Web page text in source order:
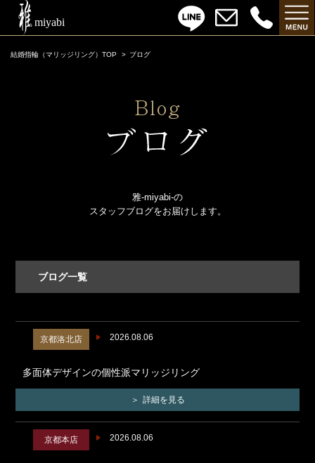
結婚指輪（マリッジリング）TOP ブログ
雅-miyabi-の
スタッフブログをお届けします。
ブログ一覧
2026.08.06
京都洛北店
多面体デザインの個性派マリッジリング
詳細を見る
2026.08.06
京都本店